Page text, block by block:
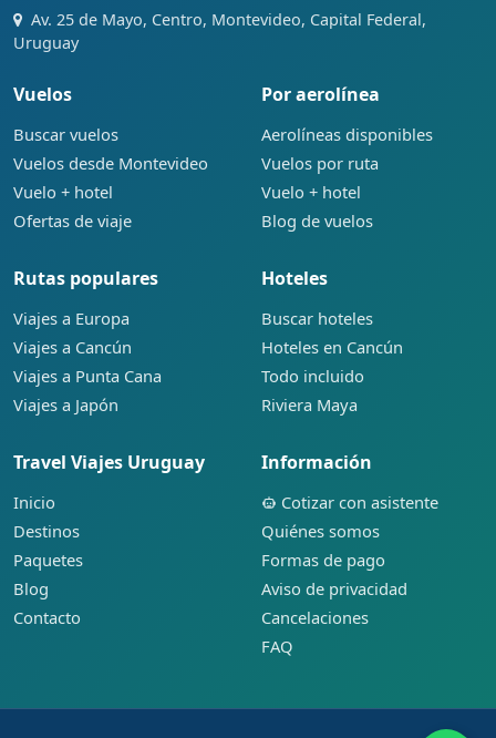
Av. 25 de Mayo, Centro, Montevideo, Capital Federal,
Uruguay
Vuelos
Buscar vuelos
Vuelos desde Montevideo
Vuelo + hotel
Ofertas de viaje
Por aerolínea
Aerolíneas disponibles
Vuelos por ruta
Vuelo + hotel
Blog de vuelos
Rutas populares
Viajes a Europa
Viajes a Cancún
Viajes a Punta Cana
Viajes a Japón
Hoteles
Buscar hoteles
Hoteles en Cancún
Todo incluido
Riviera Maya
Travel Viajes Uruguay
Inicio
Destinos
Paquetes
Blog
Contacto
Información
Cotizar con asistente
Quiénes somos
Formas de pago
Aviso de privacidad
Cancelaciones
FAQ